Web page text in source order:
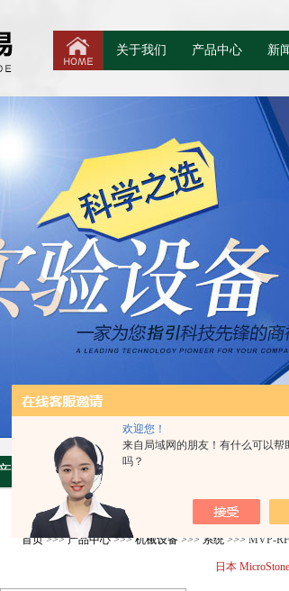
欢迎您！
来自局域网的朋友！有什么可以帮
吗？
关于我们 产品中心 新
品资料
首页>>>产品中心>>>机械设备>>> 系统>>> MVP-
日本